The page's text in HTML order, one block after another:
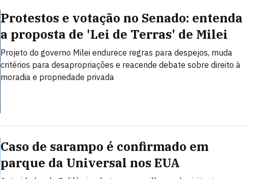
Protestos e votação no Senado: entenda
a proposta de 'Lei de Terras' de Milei
Projeto do governo Milei endurece regras para despejos, muda
critérios para desapropriações e reacende debate sobre direito à
moradia e propriedade privada
Caso de sarampo é confirmado em
parque da Universal nos EUA